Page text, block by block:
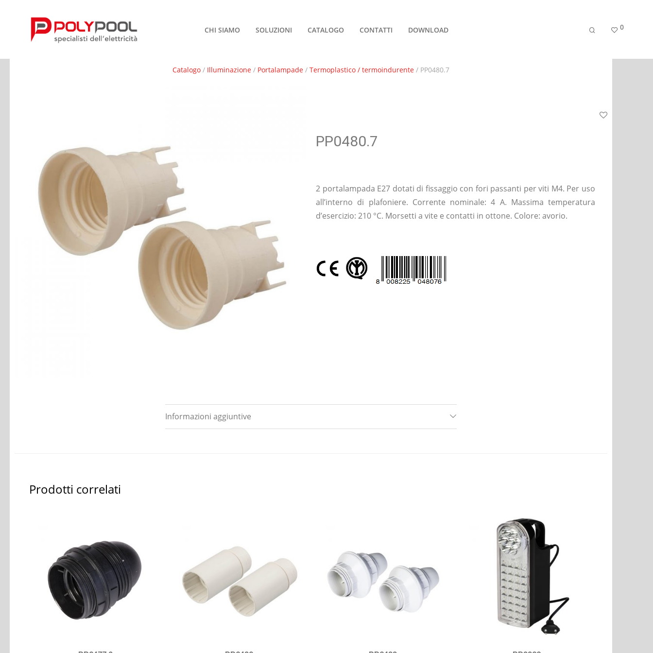
CHI SIAMO SOLUZIONI CATALOGO CONTATTI DOWNLOAD 0
Catalogo / Illuminazione / Portalampade / Termoplastico / termoindurente / PP0480.7
PP0480.7
2 portalampada E27 dotati di fissaggio con fori passanti per viti M4. Per uso
all’interno di plafoniere. Corrente nominale: 4 A. Massima temperatura
d’esercizio: 210 °C. Morsetti a vite e contatti in ottone. Colore: avorio.
Informazioni aggiuntive
Prodotti correlati